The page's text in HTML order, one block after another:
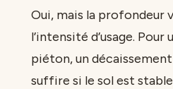
Oui, mais la profondeur
l’intensité d’usage.
piéton, un
suffire si le sol est